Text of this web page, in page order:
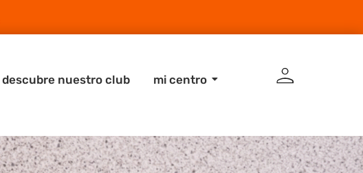
descubre nuestro club mi centro